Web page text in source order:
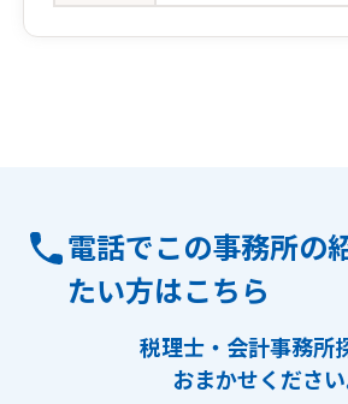
電話でこの事務所の
たい方はこちら
税理士・会計事務所
おまかせください